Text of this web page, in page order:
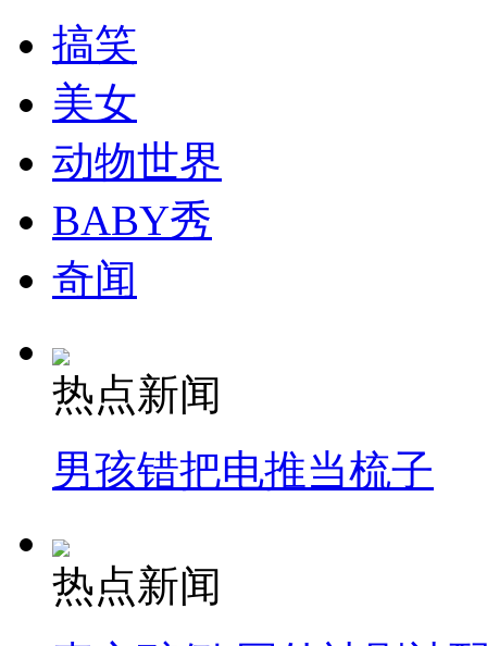
司机酒驾遇交警 急速倒车逃窜
搞笑
美女
动物世界
BABY秀
奇闻
热点新闻
男孩错把电推当梳子
热点新闻